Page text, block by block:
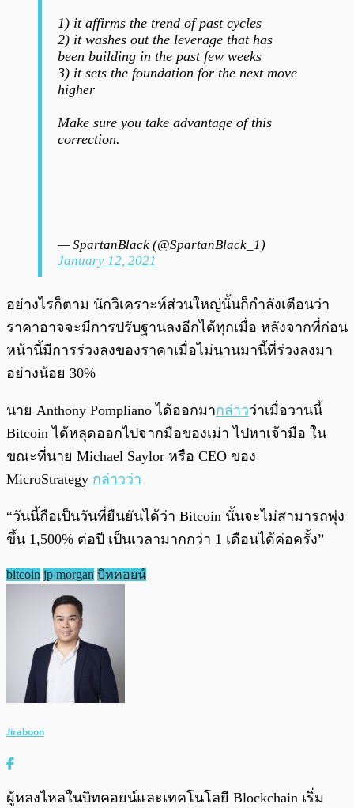
1) it affirms the trend of past cycles
2) it washes out the leverage that has
been building in the past few weeks
3) it sets the foundation for the next move
higher
Make sure you take advantage of this
correction.
— SpartanBlack (@SpartanBlack_1)
January 12, 2021
อย่างไรก็ตาม นักวิเคราะห์ส่วนใหญ่นั้นก็กำลังเตือนว่า
ราคาอาจจะมีการปรับฐานลงอีกได้ทุกเมื่อ หลังจากที่ก่อน
หน้านี้มีการร่วงลงของราคาเมื่อไม่นานมานี้ที่ร่วงลงมา
อย่างน้อย 30%
นาย Anthony Pompliano ได้ออกมากล่าวว่าเมื่อวานนี้
Bitcoin ได้หลุดออกไปจากมือของเม่า ไปหาเจ้ามือ ใน
ขณะที่นาย Michael Saylor หรือ CEO ของ
MicroStrategy กล่าวว่า
“วันนี้ถือเป็นวันที่ยืนยันได้ว่า Bitcoin นั้นจะไม่สามารถพุ่ง
ขึ้น 1,500% ต่อปี เป็นเวลามากกว่า 1 เดือนได้ค่อครั้ง”
bitcoin jp morgan บิทคอยน์
Jiraboon
ผู้หลงไหลในบิทคอยน์และเทคโนโลยี Blockchain เริ่ม